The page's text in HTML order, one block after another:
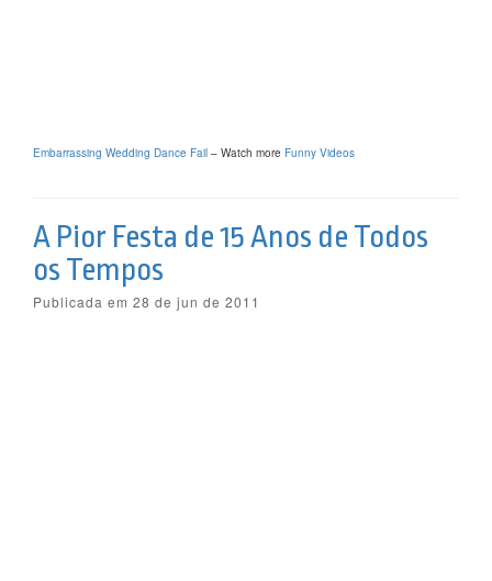
Embarrassing Wedding Dance Fail – Watch more Funny Videos
A Pior Festa de 15 Anos de Todos
os Tempos
Publicada em 28 de jun de 2011